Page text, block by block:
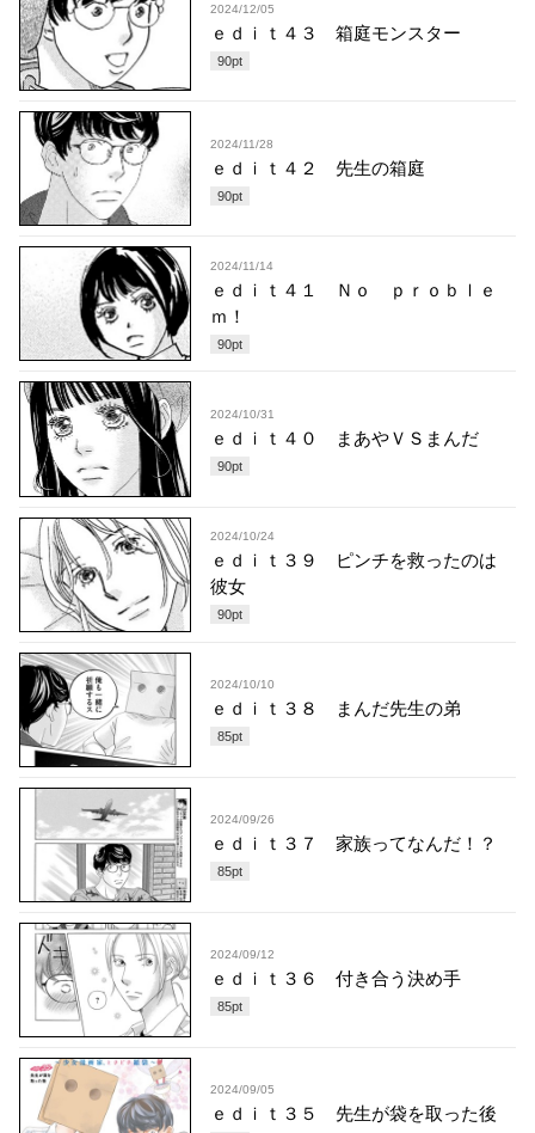
2024/12/05
ｅｄｉｔ４３ 箱庭モンスター
90pt
2024/11/28
ｅｄｉｔ４２ 先生の箱庭
90pt
2024/11/14
ｅｄｉｔ４１ Ｎｏ ｐｒｏｂｌｅ
ｍ！
90pt
2024/10/31
ｅｄｉｔ４０ まあやＶＳまんだ
90pt
2024/10/24
ｅｄｉｔ３９ ピンチを救ったのは
彼女
90pt
2024/10/10
ｅｄｉｔ３８ まんだ先生の弟
85pt
2024/09/26
ｅｄｉｔ３７ 家族ってなんだ！？
85pt
2024/09/12
ｅｄｉｔ３６ 付き合う決め手
85pt
2024/09/05
ｅｄｉｔ３５ 先生が袋を取った後